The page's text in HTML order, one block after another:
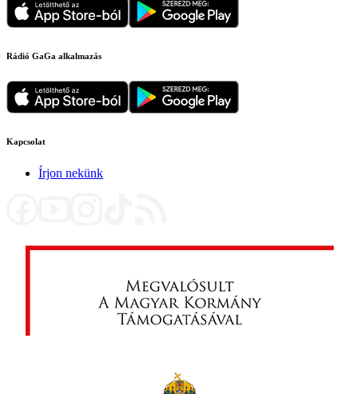
Rádió GaGa alkalmazás
Kapcsolat
Írjon nekünk